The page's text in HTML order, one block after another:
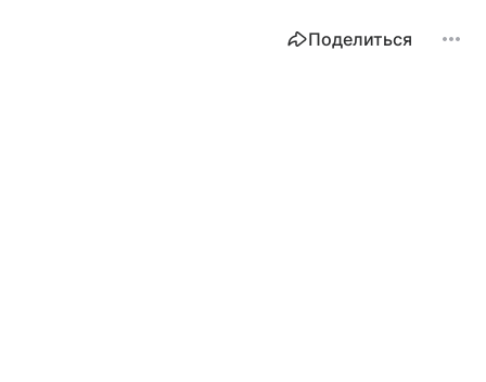
Поделиться